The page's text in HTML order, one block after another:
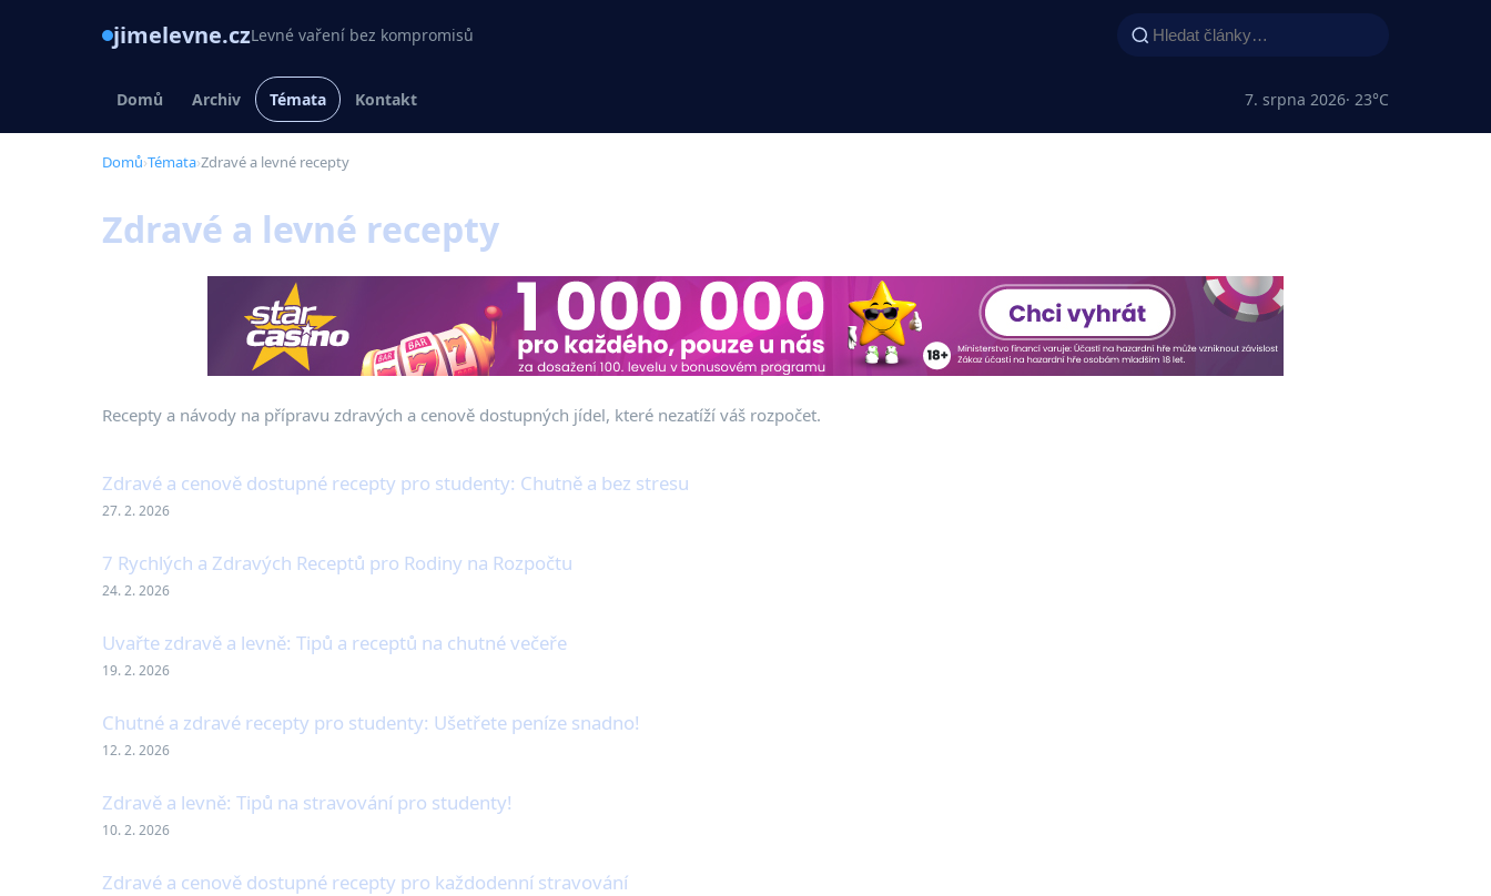
jimelevne.czLevné vaření bez kompromisů
Domů Archiv Témata Kontakt 7. srpna 2026· 23°C
Domů›Témata›Zdravé a levné recepty
Zdravé a levné recepty
Recepty a návody na přípravu zdravých a cenově dostupných jídel, které nezatíží váš rozpočet.
Zdravé a cenově dostupné recepty pro studenty: Chutně a bez stresu
27. 2. 2026
7 Rychlých a Zdravých Receptů pro Rodiny na Rozpočtu
24. 2. 2026
Uvařte zdravě a levně: Tipů a receptů na chutné večeře
19. 2. 2026
Chutné a zdravé recepty pro studenty: Ušetřete peníze snadno!
12. 2. 2026
Zdravě a levně: Tipů na stravování pro studenty!
10. 2. 2026
Zdravé a cenově dostupné recepty pro každodenní stravování